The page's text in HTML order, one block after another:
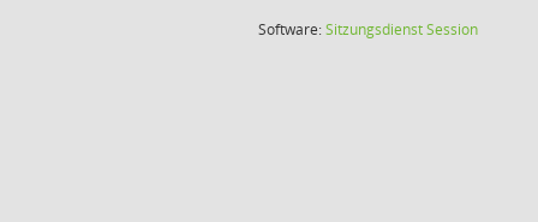
Software:SitzungsdienstSession(Wird in